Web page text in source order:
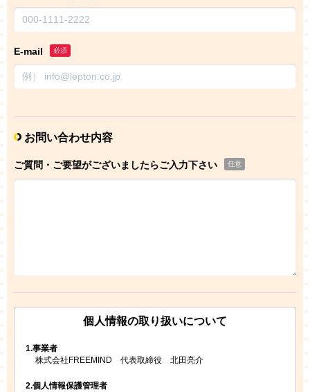
E-mail 必須
お問い合わせ内容
ご質問・ご要望がございましたらご入力下さい 任意
個人情報の取り扱いについて
1.事業者
株式会社FREEMIND 代表取締役 北田亮介
2.個人情報保護管理者